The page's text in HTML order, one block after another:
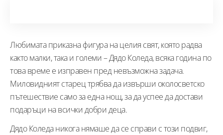
Любимата приказна фигура на целия свят, която радва
както малки, така и големи – Дядо Коледа, всяка година по
това време е изправен пред невъзможна задача.
Миловидният старец трябва да извърши околосветско
пътешествие само за една нощ, за да успее да достави
подаръци на всички добри деца.
Дядо Коледа никога нямаше да се справи с този подвиг,